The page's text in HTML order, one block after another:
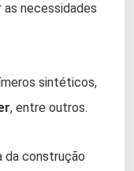
necessidades
sintéticos,
, entre outros.
da construção